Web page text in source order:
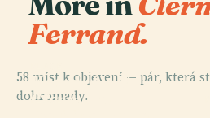
Ferrand.
58 míst k objevení — pár, která
dohromady.
Katedrála V
Clermont-
PLACE